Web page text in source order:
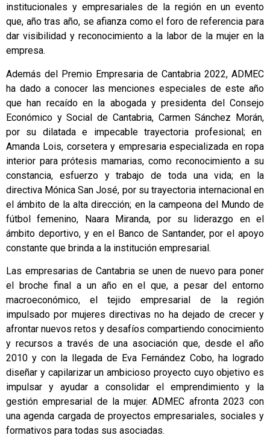
institucionales y empresariales de la región en un evento
que, año tras año, se afianza como el foro de referencia para
dar visibilidad y reconocimiento a la labor de la mujer en la
empresa.
Además del Premio Empresaria de Cantabria 2022, ADMEC
ha dado a conocer las menciones especiales de este año
que han recaído en la abogada y presidenta del Consejo
Económico y Social de Cantabria, Carmen Sánchez Morán,
por su dilatada e impecable trayectoria profesional; en
Amanda Lois, corsetera y empresaria especializada en ropa
interior para prótesis mamarias, como reconocimiento a su
constancia, esfuerzo y trabajo de toda una vida; en la
directiva Mónica San José, por su trayectoria internacional en
el ámbito de la alta dirección; en la campeona del Mundo de
fútbol femenino, Naara Miranda, por su liderazgo en el
ámbito deportivo, y en el Banco de Santander, por el apoyo
constante que brinda a la institución empresarial.
Las empresarias de Cantabria se unen de nuevo para poner
el broche final a un año en el que, a pesar del entorno
macroeconómico, el tejido empresarial de la región
impulsado por mujeres directivas no ha dejado de crecer y
afrontar nuevos retos y desafíos compartiendo conocimiento
y recursos a través de una asociación que, desde el año
2010 y con la llegada de Eva Fernández Cobo, ha logrado
diseñar y capilarizar un ambicioso proyecto cuyo objetivo es
impulsar y ayudar a consolidar el emprendimiento y la
gestión empresarial de la mujer. ADMEC afronta 2023 con
una agenda cargada de proyectos empresariales, sociales y
formativos para todas sus asociadas.